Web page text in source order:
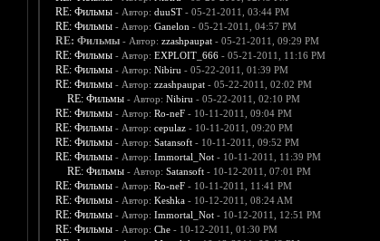
RE: Фильмы - Автор: duuST- 05-21-2011, 03:44 PM
RE: Фильмы - Автор: Ganelon - 05-21-2011, 04:57 PM
RE: Фильмы - Автор: zzashpaupat- 05-21-2011, 09:29 PM
RE: Фильмы - Автор: EXPLOIT_666- 05-21-2011, 11:16 PM
RE: Фильмы - Автор: Nibiru - 05-22-2011, 01:39 PM
RE: Фильмы - Автор: zzashpaupat- 05-22-2011, 02:02 PM
RE: Фильмы - Автор: Nibiru - 05-22-2011, 02:10 PM
RE: Фильмы - Автор: Ro-neF- 10-11-2011, 09:04 PM
RE: Фильмы - Автор: cepulaz- 10-11-2011, 09:20 PM
RE: Фильмы - Автор: Satansoft- 10-11-2011, 09:52 PM
RE: Фильмы - Автор: Immortal_Not- 10-11-2011, 11:39 PM
RE: Фильмы - Автор: Satansoft- 10-12-2011, 07:01 PM
RE: Фильмы - Автор: Ro-neF- 10-11-2011, 11:41 PM
RE: Фильмы - Автор: Keshka- 10-12-2011, 08:24 AM
RE: Фильмы - Автор: Immortal_Not- 10-12-2011, 12:51 PM
RE: Фильмы - Автор: Che- 10-12-2011, 01:30 PM